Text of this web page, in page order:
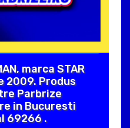
marca STAR
2009. Produs
Parbrize
in Bucuresti
69266 .